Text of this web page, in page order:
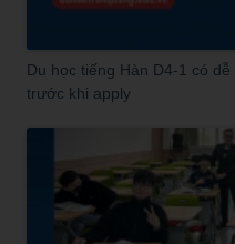
Du học tiếng Hàn D4-1 có
trước khi apply